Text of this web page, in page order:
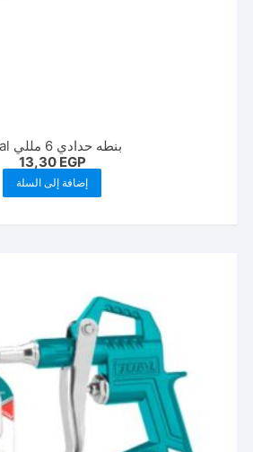
بنطه حدادي 6 مللي total
13,30 EGP
إضافة إلى السلة